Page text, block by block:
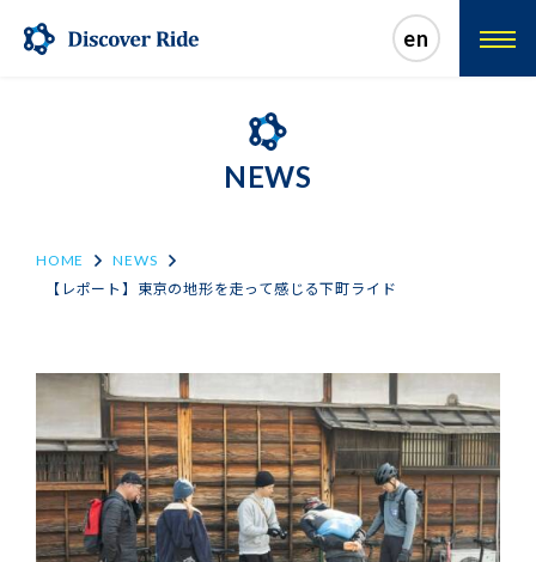
en
NEWS
HOME
NEWS
【レポート】東京の地形を走って感じる下町ライド